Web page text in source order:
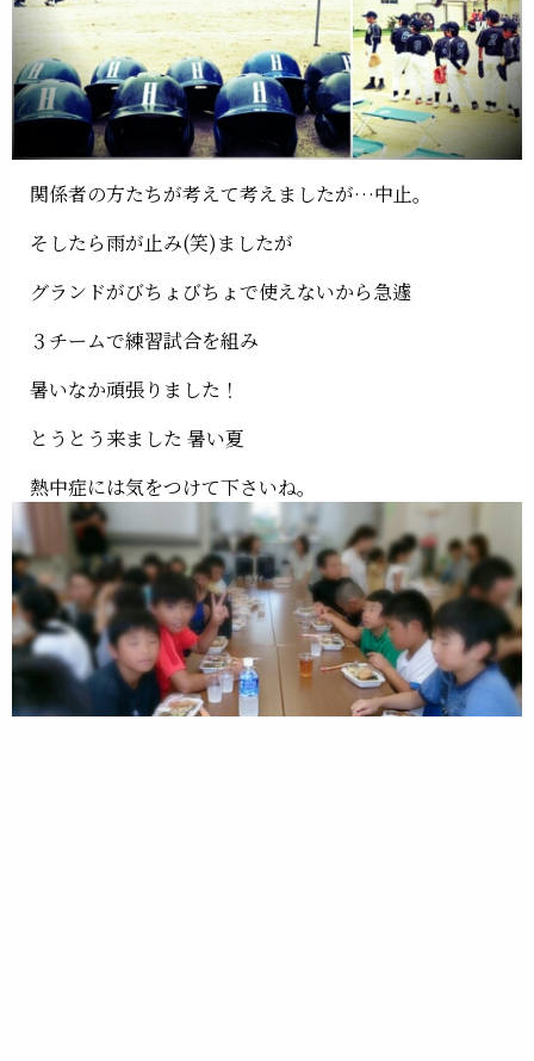
関係者の方たちが考えて考えましたが…中止。
そしたら雨が止み(笑)ましたが
グランドがびちょびちょで使えないから急遽
３チームで練習試合を組み
暑いなか頑張りました！
とうとう来ました 暑い夏
熱中症には気をつけて下さいね。